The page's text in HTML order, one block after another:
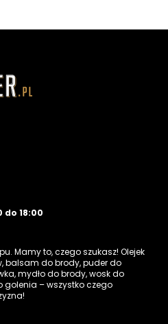
do 18:00
Mamy to, czego szukasz! Olejek
balsam do brody, puder do
mydło do brody, wosk do
golenia – wszystko czego